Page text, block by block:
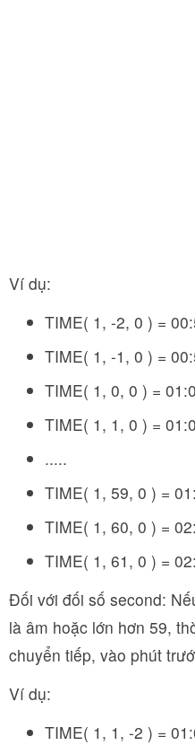
Ví dụ:
TIME( 1, -2, 0 ) =
TIME( 1, -1, 0 ) =
TIME( 1, 0, 0 ) =
TIME( 1, 1, 0 ) =
.....
TIME( 1, 59, 0 ) =
TIME( 1, 60, 0 ) =
TIME( 1, 61, 0 ) =
Đối với đối số second:
là âm hoặc lớn hơn 59,
chuyển tiếp, vào phút
Ví dụ:
TIME( 1, 1, -2 ) =